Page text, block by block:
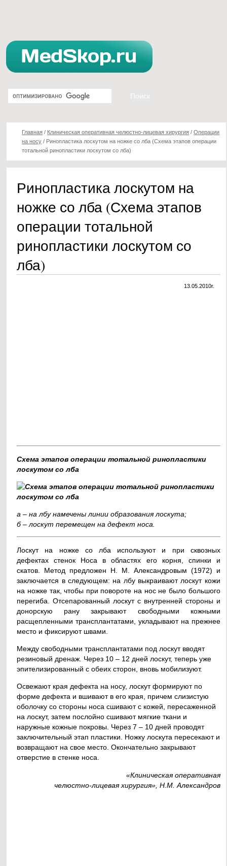
Главная / Клиническая оперативная челюстно-лицевая хирургия /Операции
на носу / Ринопластика лоскутом на ножке со лба (Схема этапов операции
тотальной ринопластики лоскутом со лба)
Ринопластика лоскутом на
ножке со лба (Схема этапов
операции тотальной
ринопластики лоскутом со
лба)
13.05.2010г.
Схема этапов операции тотальной ринопластики
лоскутом со лба
а – на лбу намечены линии образования лоскута;
б – лоскут перемещен на дефект носа.
Лоскут на ножке со лба используют и при сквозных
дефектах стенок Носа в областях его корня, спинки и
скатов. Метод предложен Н. М. Александровым (1972) и
заключается в следующем: на лбу выкраивают лоскут кожи
на ножке так, чтобы при повороте на нос не было большого
перегиба. Отсепарованный лоскут с внутренней стороны и
донорскую рану закрывают свободными кожными
расщепленными трансплантатами, укладывают на прежнее
место и фиксируют швами.
Между свободными трансплантатами под лоскут вводят
резиновый дренаж. Через 10 – 12 дней лоскут, теперь уже
эпителизированный с обеих сторон, вновь мобилизуют.
Освежают края дефекта на носу, лоскут формируют по
форме дефекта и вшивают в его края, причем слизистую
оболочку со стороны носа сшивают с кожей, пересаженной
на лоскут, затем послойно сшивают мягкие ткани и
наружные кожные покровы. Через 7 – 10 дней проводят
заключительный этап пластики. Ножку лоскута пересекают и
возвращают на свое место. Окончательно закрывают
отверстие в стенке носа.
«Клиническая оперативная
челюстно-лицевая хирургия», Н.М. Александров